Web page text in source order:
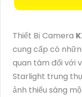
Thiết Bị Camera
cung cấp có
quan tâm đối với
Starlight trung
ảnh thiếu sáng